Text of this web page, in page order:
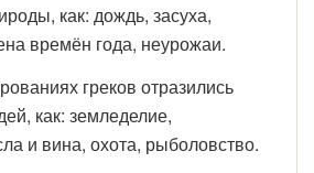
как: дождь, засуха,
времён года, неурожаи.
греков отразились
как: земледелие,
и вина, охота, рыболовство.